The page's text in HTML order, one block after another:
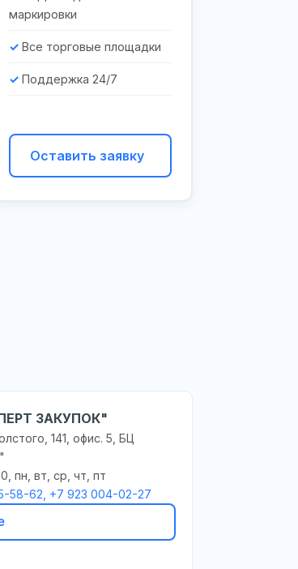
маркировки
Все торговые площадки
Поддержка 24/7
Оставить заявку
ЗАКУПОК"
141, офис. 5, БЦ
пн, вт, ср, чт, пт
58-62, +7 923 004-02-27